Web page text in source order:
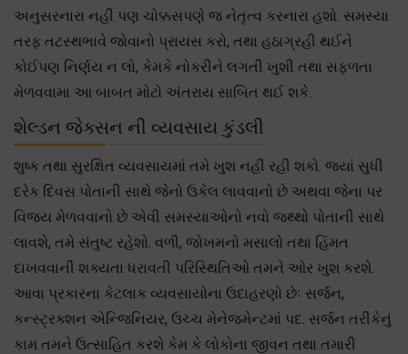
અનુસરનારા નહીં પણ ચોક્કસપણે જ નેતૃત્વ કરનારા હશો. સમસ્યા
તરફ તટસ્થભાવે જોવાનો પ્રાયસ કરો, તથા હઠાગ્રહી થઈને
કોઈપણ નિર્ણય ન લો, કેમકે નોકરીને લગતી ખુશી તથા સફળતા
મેળવવામા આ બાબત મોટો અંતરાય સાબિત થઈ શકે.
શેલ્ડન જેક્સન ની વ્યવસાય કુંડલી
શુષ્ક તથા સુરક્ષિત વ્યવસાયમાં તમે ખુશ નહીં રહી શકો. જ્યાં સુધી
દરેક દિવસ પોતાની સાથે જેનો ઉકેલ લાવવાનો છે અથવા જેના પર
વિજય મેળવવાનો છે એવી સમસ્યાઓનો નવો જથ્થો પોતાની સાથે
લાવશે, તમે સંતુષ્ટ રહેશો. વળી, જોખમનો મસાલો તથા હિંમત
દાખવવાની શક્યતા ધરાવતી પરિસ્થિતિઓ તમને ઓર ખુશ કરશે.
આવા પ્રકારના કેટલાક વ્યવસાયોના ઉદાહરણો છેઃ સર્જન,
કન્સ્ટ્રક્શન એન્જિનિયર, ઉચ્ચ મેનેજમેન્ટમાં પદ. સર્જન તરીકેનું
કામ તમને ઉત્સાહિત કરશે કેમ કે લોકોના જીવન તથા તમારી